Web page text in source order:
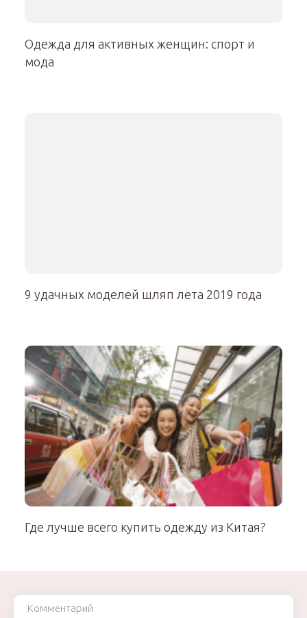
Одежда для активных женщин: спорт и
мода
9 удачных моделей шляп лета 2019 года
Где лучше всего купить одежду из Китая?
Комментарий